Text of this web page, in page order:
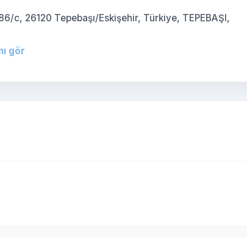
c, 26120 Tepebaşı/Eskişehir, Türkiye, TEPEBAŞI,
gör